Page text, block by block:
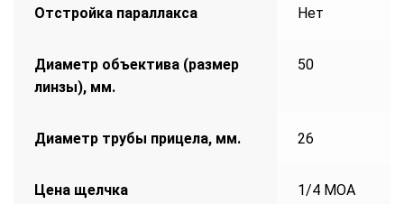
Отстройка параллакса Нет
Диаметр объектива (размер
линзы), мм.
50
Диаметр трубы прицела, мм. 26
Цена щелчка 1/4 MOA